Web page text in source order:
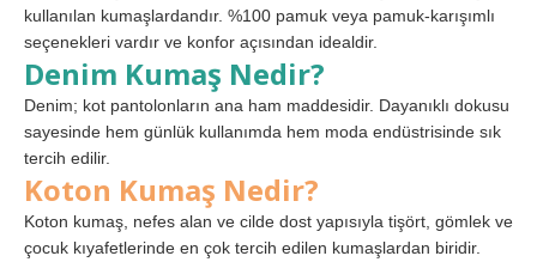
kullanılan kumaşlardandır. %100 pamuk veya pamuk-karışımlı
seçenekleri vardır ve konfor açısından idealdir.
Denim Kumaş Nedir?
Denim; kot pantolonların ana ham maddesidir. Dayanıklı dokusu
sayesinde hem günlük kullanımda hem moda endüstrisinde sık
tercih edilir.
Koton Kumaş Nedir?
Koton kumaş, nefes alan ve cilde dost yapısıyla tişört, gömlek ve
çocuk kıyafetlerinde en çok tercih edilen kumaşlardan biridir.